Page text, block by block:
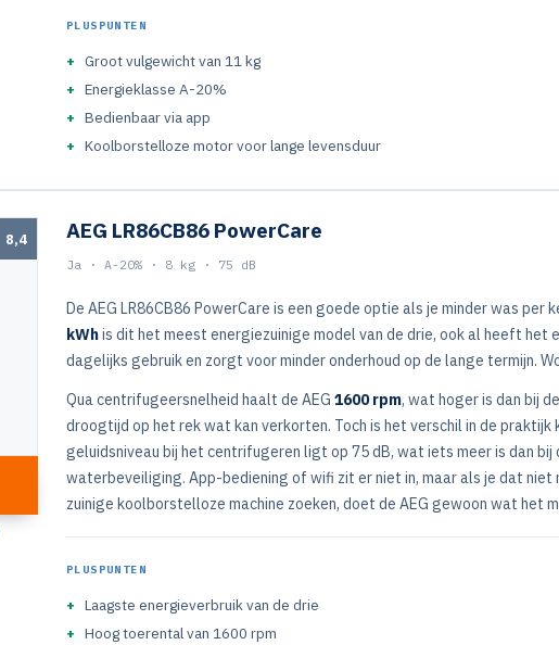
PLUSPUNTEN
Groot vulgewicht van 11 kg
Energieklasse A-20%
Bedienbaar via app
Koolborstelloze motor voor lange levensduur
8,4 AEG LR86CB86 PowerCare
Ja · A-20% · 8 kg · 75 dB
De AEG LR86CB86 PowerCare is een goede optie als je minder was
kWhis dit het meest energiezuinige model van de drie, ook al heeft het
dagelijks gebruik en zorgt voor minder onderhoud op de lange termijn.
Qua centrifugeersnelheid haalt de AEG 1600 rpm, wat hoger is dan bij
droogtijd op het rek wat kan verkorten. Toch is het verschil in de
geluidsniveau bij het centrifugeren ligt op 75 dB, wat iets meer is dan
waterbeveiliging. App-bediening of wifi zit er niet in, maar als je dat
zuinige koolborstelloze machine zoeken, doet de AEG gewoon wat het
PLUSPUNTEN
Laagste energieverbruik van de drie
Hoog toerental van 1600 rpm